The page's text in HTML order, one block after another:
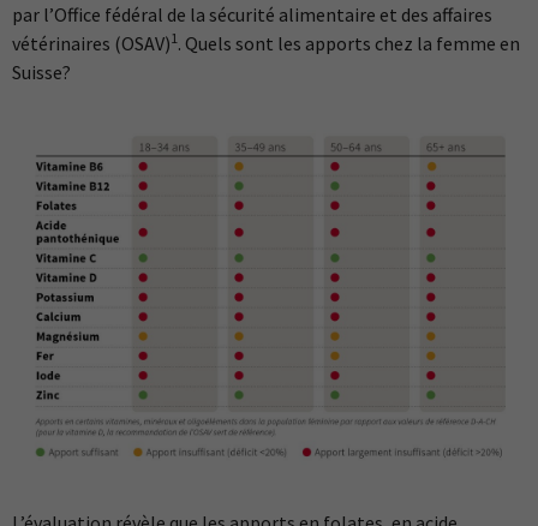
par l’Office fédéral de la sécurité alimentaire et des affaires
vétérinaires (OSAV) 1 . Quels sont les apports chez la femme en
Suisse?